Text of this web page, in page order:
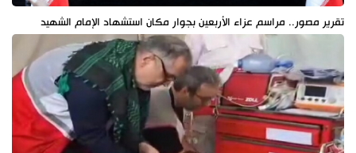
تقرير مصور.. مراسم عزاء الأربعين بجوار مكان استشهاد الإمام الشهيد